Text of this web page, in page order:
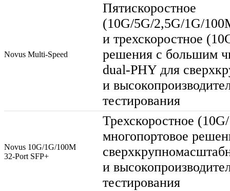
Novus Multi-Speed
Пятискоростное
(10G/5G/2,5G/1G/
и трехскоростное
решения с большим
dual-PHY для
и
тестирования
Novus 10G/1G/100M
32-PortSFP+
Трехскоростное
многопортовое
и
тестирования